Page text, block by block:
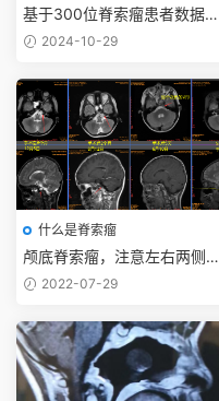
基于300位脊索瘤患者数据统
计 2024-10-29
什么是脊索瘤
颅底脊索瘤，注意左右两侧岩
骨尖位置。
2022-07-29